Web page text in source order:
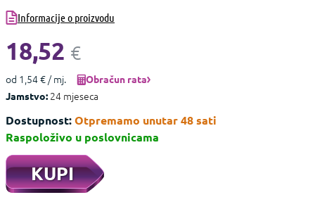
Informacije o proizvodu
18,52 €
od 1,54 € / mj.
Obračun rata
Jamstvo: 24 mjeseca
Dostupnost:Otpremamo unutar 48 sati
Raspoloživo u poslovnicama
KUPI